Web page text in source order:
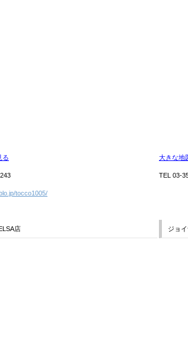
る 大きな地
TEL 03-
tocco1005/
店 ジョ